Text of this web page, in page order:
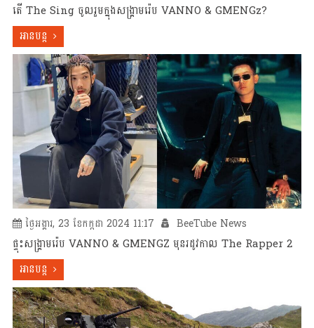
តើ The Sing ចូលរួមក្នុងសង្គ្រាមរ៉េប VANNO & GMENGz?
អានបន្ត
ថ្ងៃអង្គារ, 23 ខែកក្កដា 2024 11:17 BeeTube News
ផ្ទុះសង្គ្រាមរ៉េប VANNO & GMENGZ មុនរដូវកាល The Rapper 2
អានបន្ត